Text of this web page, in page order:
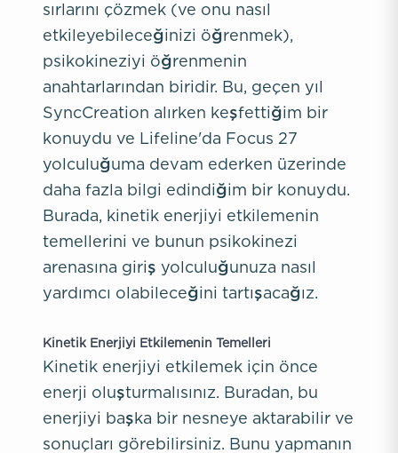
sırlarını çözmek (ve onu nasıl
etkileyebileceğinizi öğrenmek),
psikokineziyi öğrenmenin
anahtarlarından biridir. Bu, geçen yıl
SyncCreation alırken keşfettiğim bir
konuydu ve Lifeline'da Focus 27
yolculuğuma devam ederken üzerinde
daha fazla bilgi edindiğim bir konuydu.
Burada, kinetik enerjiyi etkilemenin
temellerini ve bunun psikokinezi
arenasına giriş yolculuğunuza nasıl
yardımcı olabileceğini tartışacağız.
Kinetik Enerjiyi Etkilemenin Temelleri
Kinetik enerjiyi etkilemek için önce
enerji oluşturmalısınız. Buradan, bu
enerjiyi başka bir nesneye aktarabilir ve
sonuçları görebilirsiniz. Bunu yapmanın